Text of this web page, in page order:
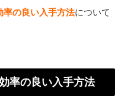
率の良い入手方法について
率の良い入手方法